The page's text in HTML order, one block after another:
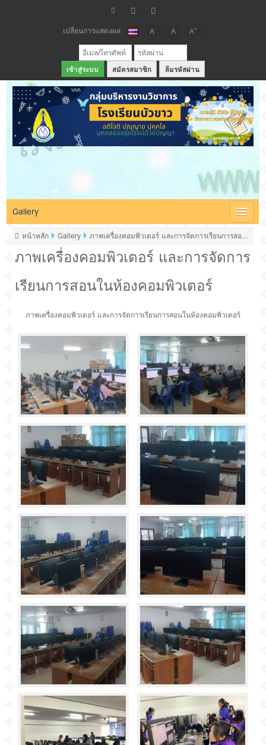
เปลี่ยนการแสดงผล A- A A+
สมัครสมาชิก ลืมรหัสผ่าน
เว็บไซต์กลุ่มบริหารวิชาการ โรงเรียนบัวขาว
Gallery
ภาพเครื่องคอมพิวเตอร์ และการจัดการ
เรียนการสอนในห้องคอมพิวเตอร์
หน้าหลัก Gallery ภาพเครื่องคอมพิวเตอร์ และการจัดการเรียนการสอนในห้
ภาพเครื่องคอมพิวเตอร์ และการจัดการเรียนการสอนในห้องคอมพิวเตอร์